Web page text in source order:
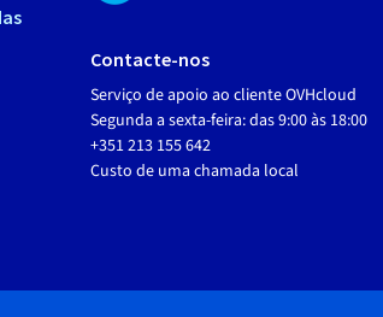
Contacte-nos
Serviço de apoio ao cliente OVHcloud
Segunda a sexta-feira: das 9:00 às 18:00
+351 213 155 642
Custo de uma chamada local